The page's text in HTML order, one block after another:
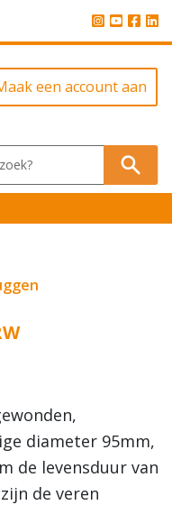
een account aan
diameter 95mm,
de levensduur van
de veren